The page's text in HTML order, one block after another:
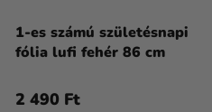
1-es számú születésnapi
fólia lufi fehér 86 cm
2 490 Ft